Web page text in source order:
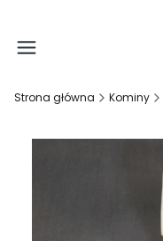
Strona główna Kominy